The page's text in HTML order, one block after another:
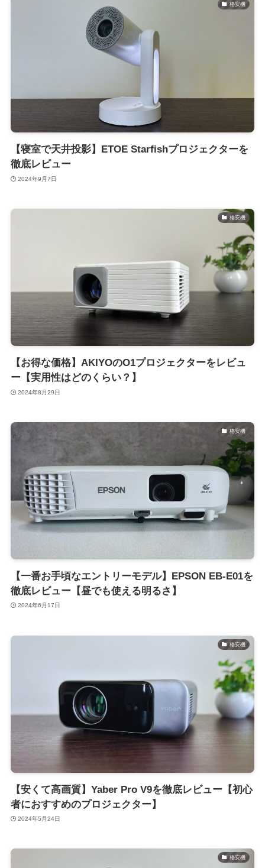
格安機
【寝室で天井投影】ETOE Starfishプロジェクターを
徹底レビュー
2024年9月7日
格安機
【お得な価格】AKIYOのO1プロジェクターをレビュ
ー【実用性はどのくらい？】
2024年8月29日
格安機
【一番お手頃なエントリーモデル】EPSON EB-E01を
徹底レビュー【昼でも使える明るさ】
2024年6月17日
格安機
【安くて高画質】Yaber Pro V9を徹底レビュー【初心
者におすすめのプロジェクター】
2024年5月24日
格安機